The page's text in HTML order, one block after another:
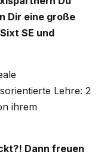
Dir eine große
SE und
Lehre: 2
ihrem
Dann freuen